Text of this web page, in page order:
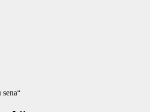
sena“